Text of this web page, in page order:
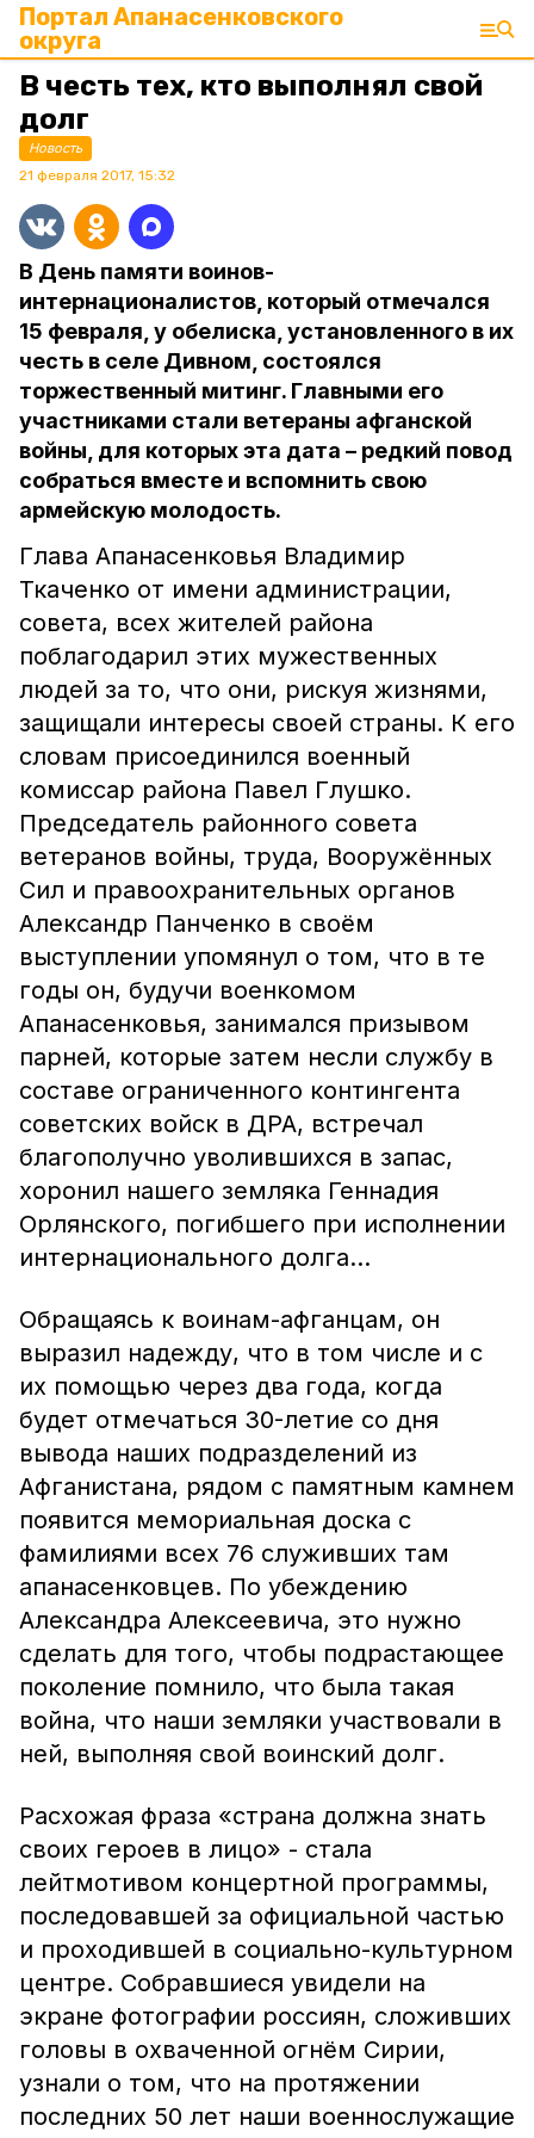
Портал Апанасенковского
округа
В честь тех, кто выполнял свой
долг
Новость
21 февраля 2017, 15:32
В День памяти воинов-
интернационалистов, который отмечался
15 февраля, у обелиска, установленного в их
честь в селе Дивном, состоялся
торжественный митинг. Главными его
участниками стали ветераны афганской
войны, для которых эта дата – редкий повод
собраться вместе и вспомнить свою
армейскую молодость.
Глава Апанасенковья Владимир
Ткаченко от имени администрации,
совета, всех жителей района
поблагодарил этих мужественных
людей за то, что они, рискуя жизнями,
защищали интересы своей страны. К его
словам присоединился военный
комиссар района Павел Глушко.
Председатель районного совета
ветеранов войны, труда, Вооружённых
Сил и правоохранительных органов
Александр Панченко в своём
выступлении упомянул о том, что в те
годы он, будучи военкомом
Апанасенковья, занимался призывом
парней, которые затем несли службу в
составе ограниченного контингента
советских войск в ДРА, встречал
благополучно уволившихся в запас,
хоронил нашего земляка Геннадия
Орлянского, погибшего при исполнении
интернационального долга…
Обращаясь к воинам-афганцам, он
выразил надежду, что в том числе и с
их помощью через два года, когда
будет отмечаться 30-летие со дня
вывода наших подразделений из
Афганистана, рядом с памятным камнем
появится мемориальная доска с
фамилиями всех 76 служивших там
апанасенковцев. По убеждению
Александра Алексеевича, это нужно
сделать для того, чтобы подрастающее
поколение помнило, что была такая
война, что наши земляки участвовали в
ней, выполняя свой воинский долг.
Расхожая фраза «страна должна знать
своих героев в лицо» - стала
лейтмотивом концертной программы,
последовавшей за официальной частью
и проходившей в социально-культурном
центре. Собравшиеся увидели на
экране фотографии россиян, сложивших
головы в охваченной огнём Сирии,
узнали о том, что на протяжении
последних 50 лет наши военнослужащие